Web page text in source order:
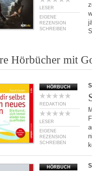
LESER
EIGENE
REZENSION
SCHREIBEN
Hörbücher mit
HÖRBUCH
REDAKTION
LESER
EIGENE
REZENSION
SCHREIBEN
HÖRBUCH